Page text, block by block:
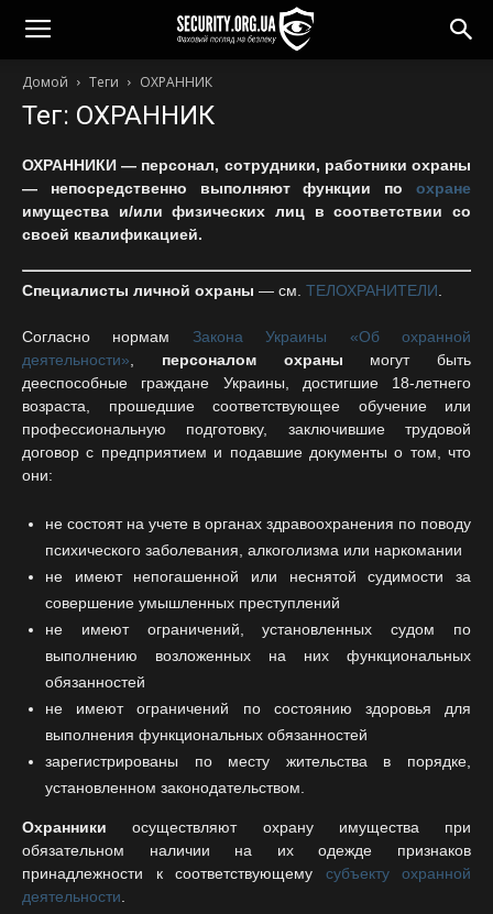
Домой Теги ОХРАННИК
Тег: ОХРАННИК
ОХРАННИКИ — персонал, сотрудники, работники охраны
— непосредственно выполняют функции по охране
имущества и/или физических лиц в соответствии со
своей квалификацией.
Специалисты личной охраны — см. ТЕЛОХРАНИТЕЛИ
Согласно нормам Закона Украины «Об охранной
деятельности»
персоналом охраны могут быть
дееспособные граждане Украины, достигшие 18-летнего
возраста, прошедшие соответствующее обучение или
профессиональную подготовку, заключившие трудовой
договор с предприятием и подавшие документы о том, что
они:
не состоят на учете в органах здравоохранения по поводу
психического заболевания, алкоголизма или наркомании
не имеют непогашенной или неснятой судимости за
совершение умышленных преступлений
не имеют ограничений, установленных судом по
выполнению возложенных на них функциональных
обязанностей
не имеют ограничений по состоянию здоровья для
выполнения функциональных обязанностей
зарегистрированы по месту жительства в порядке,
установленном законодательством.
Охранники осуществляют охрану имущества при
обязательном наличии на их одежде признаков
принадлежности к соответствующему субъекту охранной
деятельности